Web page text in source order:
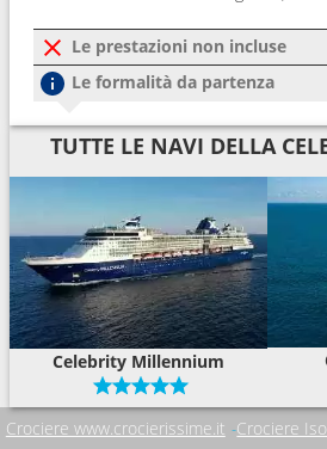
Le prestazioni non incluse
Le formalità da partenza
TUTTE LE NAVI DELLA
Celebrity Millennium
Crociere www.crocierissime.it Crociere